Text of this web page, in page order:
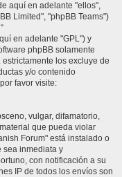
aquí en adelante "ellos",
Limited", "phpBB Teams")
en adelante "GPL") y
phpBB solamente
los excluye de
y/o contenido
favor visite:
vulgar, difamatorio,
que pueda violar
Forum" está instalado o
sea inmediata y
con notificación a su
IP de todos los envíos son